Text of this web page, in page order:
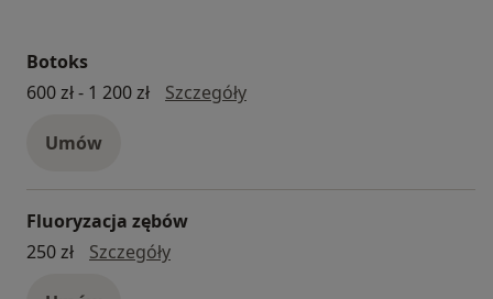
Botoks
600 zł - 1 200 zł
SzczegółyBotoks
Umów
Fluoryzacja zębów
250 zł
Szczegółyfluoryzacja zębów